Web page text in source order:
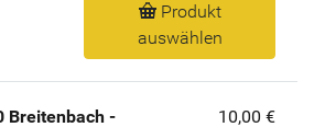
Produkt
auswählen
Breitenbach -
10,00 €